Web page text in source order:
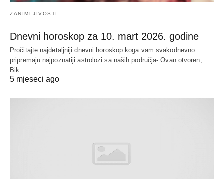
ZANIMLJIVOSTI
Dnevni horoskop za 10. mart 2026. godine
Pročitajte najdetaljniji dnevni horoskop koga vam svakodnevno
pripremaju najpoznatiji astrolozi sa naših područja- Ovan otvoren,
Bik…
5 mjeseci ago